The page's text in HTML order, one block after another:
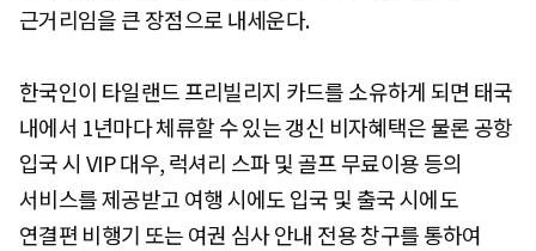
근거리임을 큰 장점으로 내세운다.
한국인이 타일랜드 프리빌리지 카드를 소유하게 되면 태국
내에서 1년마다 체류할 수 있는 갱신 비자혜택은 물론 공항
입국 시 VIP 대우, 럭셔리 스파 및 골프 무료이용 등의
서비스를 제공받고 여행 시에도 입국 및 출국 시에도
연결편 비행기 또는 여권 심사 안내 전용 창구를 통하여